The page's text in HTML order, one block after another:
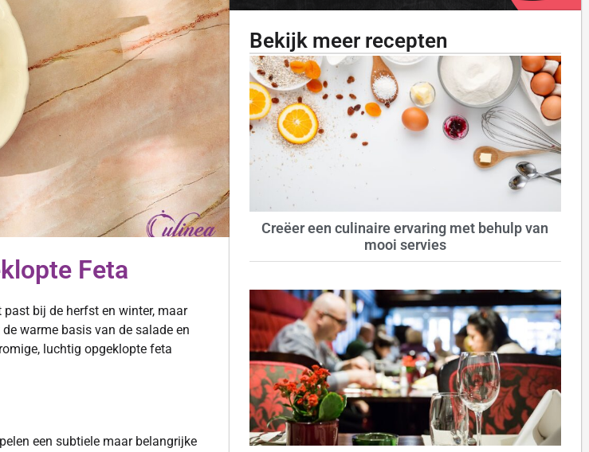
Feta
bij de herfst en winter, maar
warme basis van de salade en
luchtig opgeklopte feta
een subtiele maar belangrijke
Bekijk meer recepten
Creëer een culinaire ervaring met behulp van
mooi servies